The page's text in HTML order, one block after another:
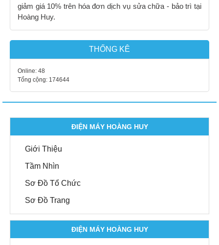
giảm giá 10% trên hóa đơn dịch vụ sửa chữa - bảo trì tại
Hoàng Huy.
THỐNG KÊ
Online: 48
Tổng cộng: 174644
ĐIỆN MÁY HOÀNG HUY
Giới Thiệu
Tầm Nhìn
Sơ Đồ Tổ Chức
Sơ Đồ Trang
ĐIỆN MÁY HOÀNG HUY